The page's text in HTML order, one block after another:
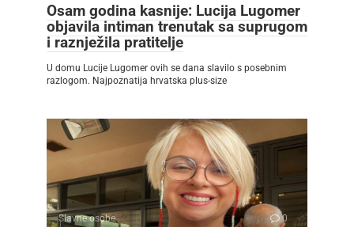
Osam godina kasnije: Lucija Lugomer
objavila intiman trenutak sa suprugom
i raznježila pratitelje
U domu Lucije Lugomer ovih se dana slavilo s posebnim
razlogom. Najpoznatija hrvatska plus-size
Slavne osobe 0